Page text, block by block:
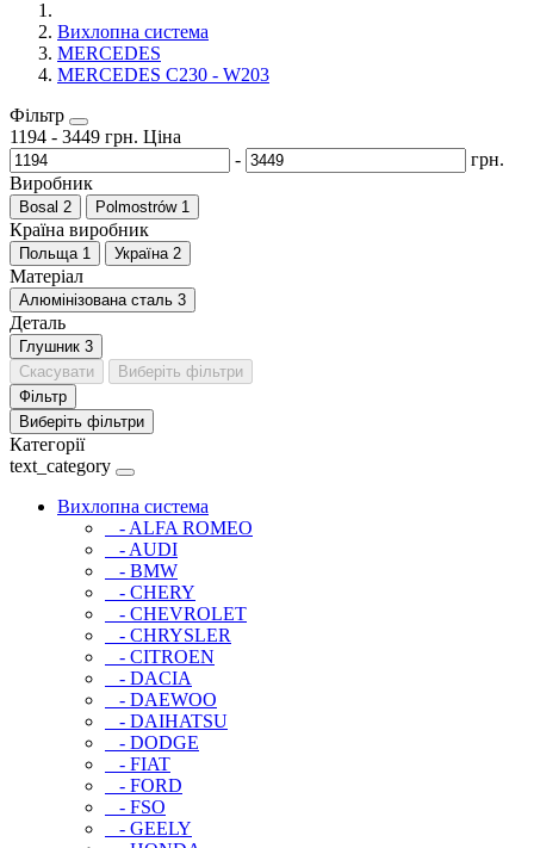
Вихлопна система
MERCEDES
MERCEDES C230 - W203
Фільтр
1194 - 3449 грн. Ціна
-
грн.
Виробник
Bosal 2 Polmostrów 1
Країна виробник
Польща 1 Україна 2
Матеріал
Алюмінізована сталь 3
Деталь
Глушник 3
Скасувати
Виберіть фільтри
Фільтр
Виберіть фільтри
Категорії
text_category
Вихлопна система
- ALFA ROMEO
- AUDI
- BMW
- CHERY
- CHEVROLET
- CHRYSLER
- CITROEN
- DACIA
- DAEWOO
- DAIHATSU
- DODGE
- FIAT
- FORD
- FSO
- GEELY